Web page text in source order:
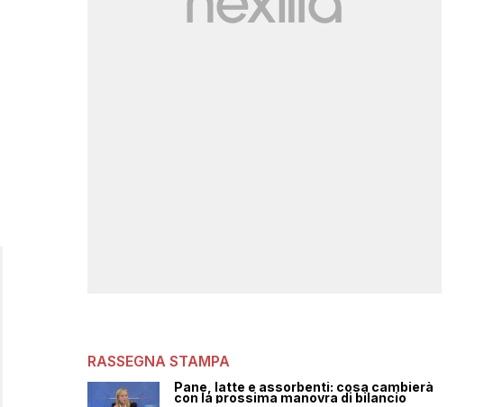
RASSEGNA STAMPA
Pane, latte e assorbenti: cosa cambierà
con la prossima manovra di bilancio